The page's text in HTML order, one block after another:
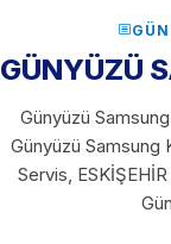
GÜNYÜZÜ
Günyüzü
Günyüzü Samsung
Servis,